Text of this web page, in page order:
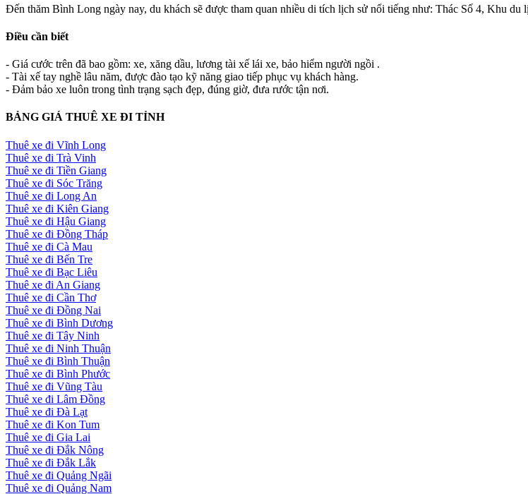
Đến thăm Bình Long ngày nay, du khách sẽ được tham quan nhiều di tích lịch sử nổi tiếng như: Thác Số 4, Khu
Điều cần biết
- Giá cước trên đã bao gồm: xe, xăng dầu, lương tài xế lái xe, bảo hiểm người ngồi .
- Tài xế tay nghề lâu năm, được đào tạo kỹ năng giao tiếp phục vụ khách hàng.
- Đảm bảo xe luôn trong tình trạng sạch đẹp, đúng giờ, đưa rước tận nơi.
BẢNG GIÁ THUÊ XE ĐI TỈNH
Thuê xe đi Vĩnh Long
Thuê xe đi Trà Vinh
Thuê xe đi Tiền Giang
Thuê xe đi Sóc Trăng
Thuê xe đi Long An
Thuê xe đi Kiên Giang
Thuê xe đi Hậu Giang
Thuê xe đi Đồng Tháp
Thuê xe đi Cà Mau
Thuê xe đi Bến Tre
Thuê xe đi Bạc Liêu
Thuê xe đi An Giang
Thuê xe đi Cần Thơ
Thuê xe đi Đồng Nai
Thuê xe đi Bình Dương
Thuê xe đi Tây Ninh
Thuê xe đi Ninh Thuận
Thuê xe đi Bình Thuận
Thuê xe đi Bình Phước
Thuê xe đi Vũng Tàu
Thuê xe đi Lâm Đồng
Thuê xe đi Đà Lạt
Thuê xe đi Kon Tum
Thuê xe đi Gia Lai
Thuê xe đi Đắk Nông
Thuê xe đi Đắk Lắk
Thuê xe đi Quảng Ngãi
Thuê xe đi Quảng Nam